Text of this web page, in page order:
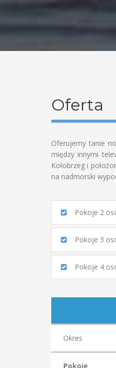
Oferta
Oferujemy tanie
między innymi
Kołobrzeg i
na nadmorski
Pokoje 2
Pokoje 3
Pokoje 4
Okres
Pokoje